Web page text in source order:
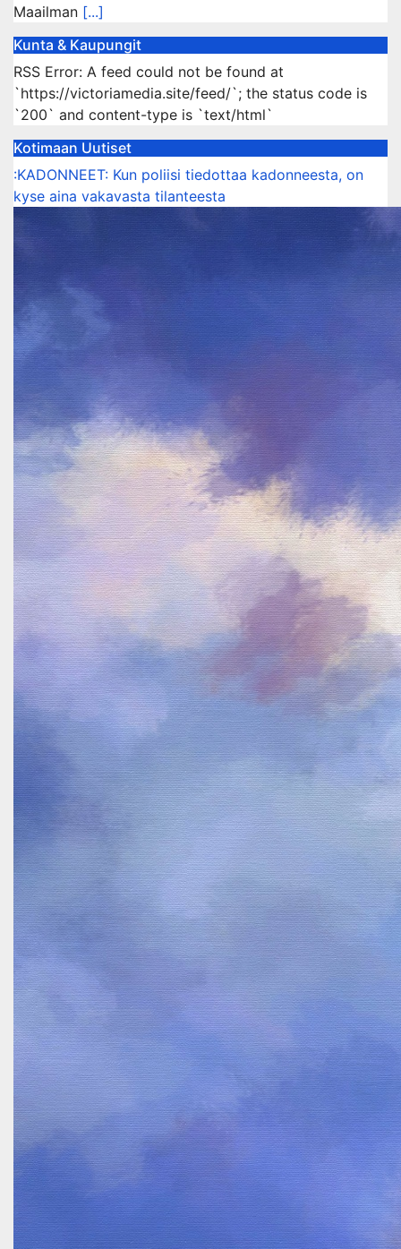
Maailman [...]
Kunta & Kaupungit
RSS Error: A feed could not be found at
`https://victoriamedia.site/feed/`; the status code is
`200` and content-type is `text/html`
Kotimaan Uutiset
:KADONNEET: Kun poliisi tiedottaa kadonneesta, on
kyse aina vakavasta tilanteesta